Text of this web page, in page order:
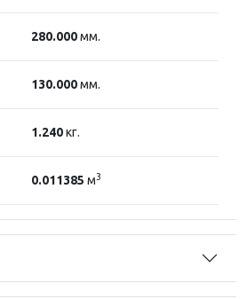
280.000мм.
130.000мм.
1.240кг.
0.011385 м3